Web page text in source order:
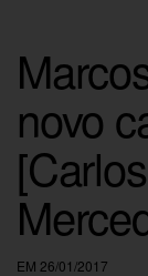
novo
EM 26/01/2017